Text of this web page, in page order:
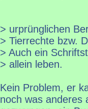
> urprünglichen
> Tierrechte bzw.
> Auch ein
> allein leben.
Kein Problem, er
noch was anderes